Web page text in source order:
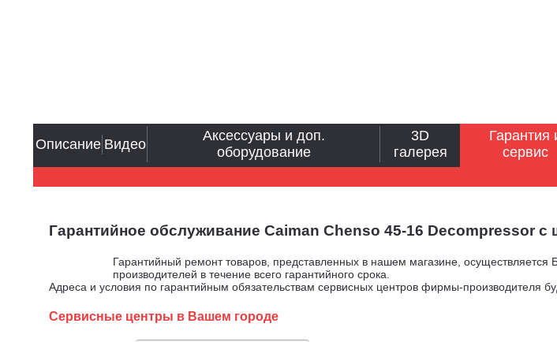
Гарантийное обслуживание Caiman Chenso 45-16 Decompressor с
Гарантийный ремонт товаров, представленных в нашем магазине,
производителей в течение всего гарантийного срока.
Адреса и условия по гарантийным обязательствам сервисных центров фирмы-производителя
Сервисные центры в Вашем городе
Описание Видео
Аксессуары и доп.
оборудование
3D
галерея
Гарантия
сервис